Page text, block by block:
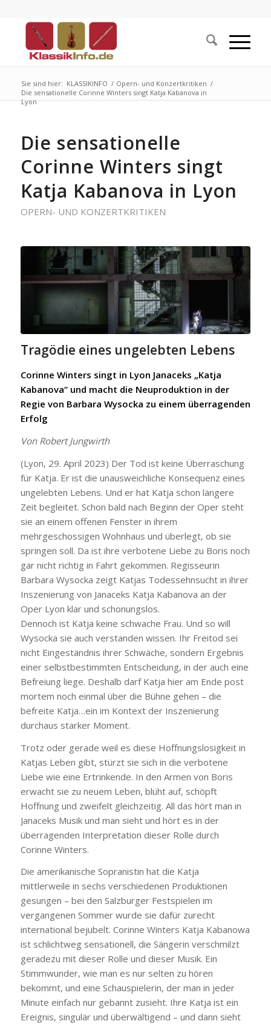
Sie sind hier: KLASSIKINFO / Opern- und Konzertkritiken /
Die sensationelle Corinne Winters singt Katja Kabanova in
Lyon
Die sensationelle
Corinne Winters singt
Katja Kabanova in Lyon
OPERN- UND KONZERTKRITIKEN
Tragödie eines ungelebten Lebens
Corinne Winters singt in Lyon Janaceks „Katja
Kabanova“ und macht die Neuproduktion in der
Regie von Barbara Wysocka zu einem überragenden
Erfolg
Von Robert Jungwirth
(Lyon, 29. April 2023) Der Tod ist keine Überraschung
für Katja. Er ist die unausweichliche Konsequenz eines
ungelebten Lebens. Und er hat Katja schon längere
Zeit begleitet. Schon bald nach Beginn der Oper steht
sie an einem offenen Fenster in ihrem
mehrgeschossigen Wohnhaus und überlegt, ob sie
springen soll. Da ist ihre verbotene Liebe zu Boris noch
gar nicht richtig in Fahrt gekommen. Regisseurin
Barbara Wysocka zeigt Katjas Todessehnsucht in ihrer
Inszenierung von Janaceks Katja Kabanova an der
Oper Lyon klar und schonungslos.
Dennoch ist Katja keine schwache Frau. Und so will
Wysocka sie auch verstanden wissen. Ihr Freitod sei
nicht Eingeständnis ihrer Schwäche, sondern Ergebnis
einer selbstbestimmten Entscheidung, in der auch eine
Befreiung liege. Deshalb darf Katja hier am Ende post
mortem noch einmal über die Bühne gehen – die
befreite Katja…ein im Kontext der Inszenierung
durchaus starker Moment.
Trotz oder gerade weil es diese Hoffnungslosigkeit in
Katjas Leben gibt, stürzt sie sich in die verbotene
Liebe wie eine Ertrinkende. In den Armen von Boris
erwacht sie zu neuem Leben, blüht auf, schöpft
Hoffnung und zweifelt gleichzeitig. All das hört man in
Janaceks Musik und man sieht und hört es in der
überragenden Interpretation dieser Rolle durch
Corinne Winters.
Die amerikanische Sopranistin hat die Katja
mittlerweile in sechs verschiedenen Produktionen
gesungen – bei den Salzburger Festspielen im
vergangenen Sommer wurde sie dafür zurecht
international bejubelt. Corinne Winters Katja Kabanowa
ist schlichtweg sensationell, die Sängerin verschmilzt
geradezu mit dieser Rolle und dieser Musik. Ein
Stimmwunder, wie man es nur selten zu hören
bekommt, und eine Schauspielerin, der man in jeder
Minute einfach nur gebannt zusieht. Ihre Katja ist ein
Ereignis, singulär und überwältigend – und dann sieht